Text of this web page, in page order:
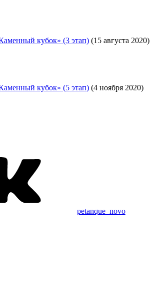
кубок» (3 этап) (15 августа 2020)
кубок» (5 этап) (4 ноября 2020)
petanque_novo